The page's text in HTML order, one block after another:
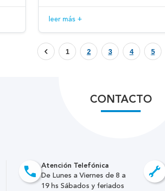
leer más +
1 2 3 4 5
CONTACTO
Atención Telefónica
De Lunes a Viernes de 8 a
19 hs Sábados y feriados